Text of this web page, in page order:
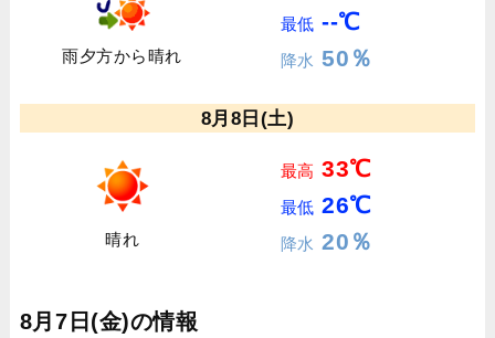
雨夕方から晴れ
最低 --℃
降水 50％
8月8日(土)
晴れ
最高 33℃
最低 26℃
降水 20％
8月7日(金)の情報